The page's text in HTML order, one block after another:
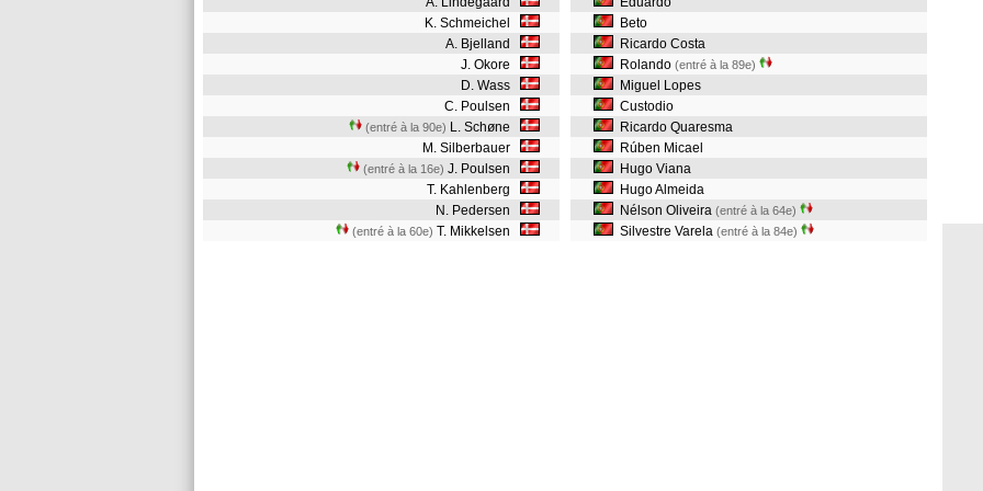
K. Schmeichel
A. Bjelland
J. Okore
D. Wass
C. Poulsen
(entré à la 90e) L. Schøne
M. Silberbauer
(entré à la 16e) J. Poulsen
T. Kahlenberg
N. Pedersen
(entré à la 60e) T. Mikkelsen
Beto
Ricardo Costa
Rolando (entré à la 89e)
Miguel Lopes
Custodio
Ricardo Quaresma
Rúben Micael
Hugo Viana
Hugo Almeida
Nélson Oliveira (entré à la 64e)
Silvestre Varela (entré à la 84e)